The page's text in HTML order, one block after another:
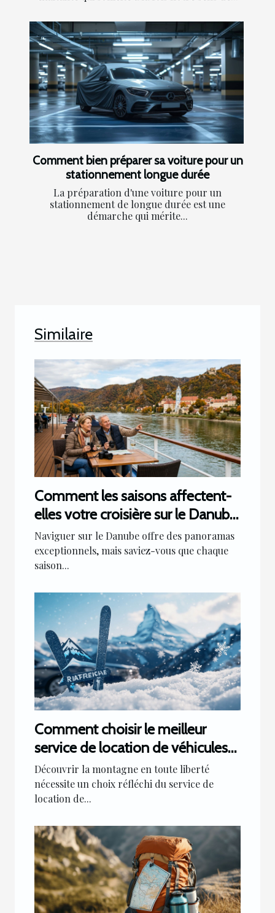
Comment bien préparer sa voiture pour un
stationnement longue durée
La préparation d'une voiture pour un
stationnement de longue durée est une
démarche qui mérite...
Similaire
Comment les saisons affectent-
elles votre croisière sur le Danube
?
Naviguer sur le Danube offre des panoramas
exceptionnels, mais saviez-vous que chaque
saison...
Comment choisir le meilleur
service de location de véhicules
en région montagneuse ?
Découvrir la montagne en toute liberté
nécessite un choix réfléchi du service de
location de...